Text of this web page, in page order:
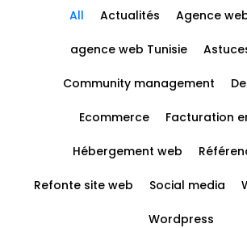
All Actualités Agence
agence web Tunisie
Community management
Ecommerce Facturation
Hébergement web
Refonte site web Social media
Wordpress